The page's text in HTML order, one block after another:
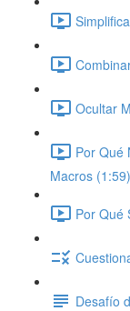
Ocultar
Por Qué
Macros (1:59)
Por Qué
Desafío